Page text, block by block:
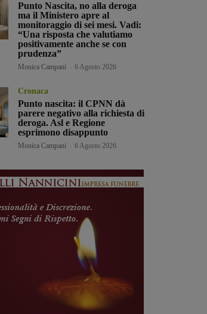
Punto Nascita, no alla deroga
ma il Ministero apre al
monitoraggio di sei mesi. Vadi:
“Una risposta che valutiamo
positivamente anche se con
prudenza”
Monica Campani 6 Agosto 2026
Cronaca
Punto nascita: il CPNN dà
parere negativo alla richiesta di
deroga. Asl e Regione
esprimono disappunto
Monica Campani 6 Agosto 2026